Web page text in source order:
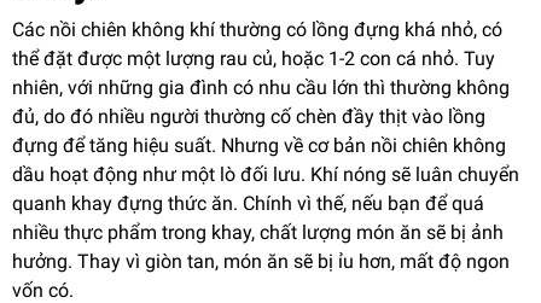
Các nồi chiên không khí thường có lồng đựng khá nhỏ, có
thể đặt được một lượng rau củ, hoặc 1-2 con cá nhỏ. Tuy
nhiên, với những gia đình có nhu cầu lớn thì thường không
đủ, do đó nhiều người thường cố chèn đầy thịt vào lồng
đựng để tăng hiệu suất. Nhưng về cơ bản nồi chiên không
dầu hoạt động như một lò đối lưu. Khí nóng sẽ luân chuyển
quanh khay đựng thức ăn. Chính vì thế, nếu bạn để quá
nhiều thực phẩm trong khay, chất lượng món ăn sẽ bị ảnh
hưởng. Thay vì giòn tan, món ăn sẽ bị ỉu hơn, mất độ ngon
vốn có.